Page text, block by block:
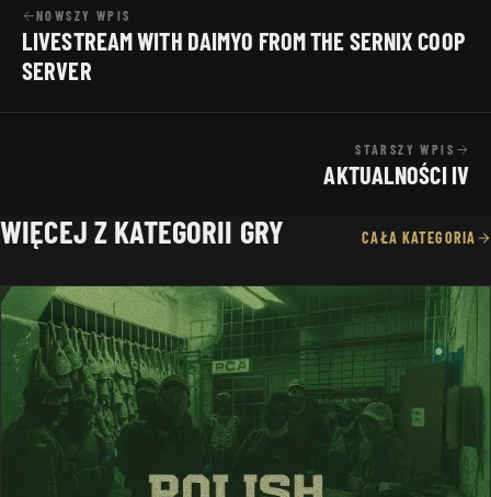
NOWSZY WPIS
LIVESTREAM WITH DAIMYO FROM THE SERNIX COOP
SERVER
STARSZY WPIS
AKTUALNOŚCI IV
WIĘCEJ Z KATEGORII GRY CAŁA KATEGORIA